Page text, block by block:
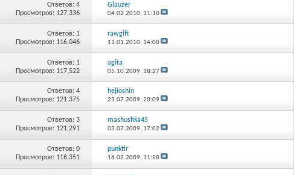
Ответов: 4
Просмотров: 127,336
Glauzer
04.02.2010, 11:10
Ответов: 1
Просмотров: 116,046
rawgift
11.01.2010, 14:00
Ответов: 1
Просмотров: 117,522
agita
05.10.2009, 18:27
Ответов: 4
Просмотров: 121,375
hejioshin
23.07.2009,20:09
Ответов: 3
Просмотров: 121,291
mashushka45
03.07.2009, 17:02
Ответов: 0
Просмотров: 116,351
punktir
16.02.2009, 11:58